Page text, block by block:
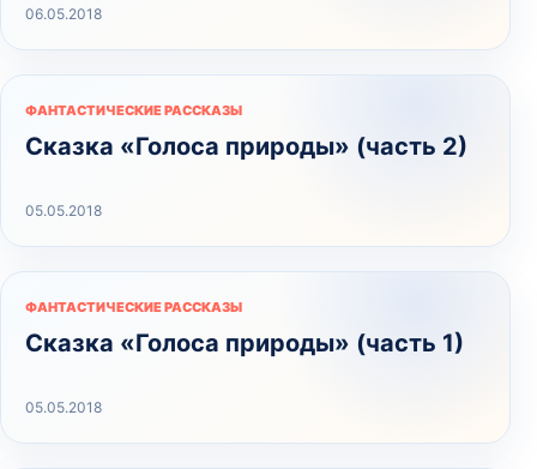
06.05.2018
ФАНТАСТИЧЕСКИЕ РАССКАЗЫ
Сказка «Голоса природы» (часть 2)
05.05.2018
ФАНТАСТИЧЕСКИЕ РАССКАЗЫ
Сказка «Голоса природы» (часть 1)
05.05.2018